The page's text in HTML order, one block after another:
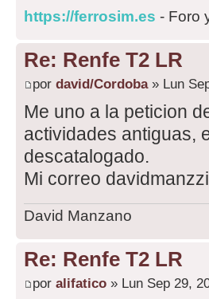
https://ferrosim.es - Foro
Re: Renfe T2 LR
por david/Cordoba» Lun
Me uno a la peticion
actividades antiguas,
descatalogado.
Mi correo
David Manzano
Re: Renfe T2 LR
por alifatico » Lun Sep 29,